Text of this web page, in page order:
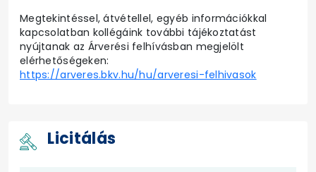
Megtekintéssel, átvétellel, egyéb információkkal
kapcsolatban kollégáink további tájékoztatást
nyújtanak az Árverési felhívásban megjelölt
elérhetőségeken:
https://arveres.bkv.hu/hu/arveresi-felhivasok
Licitálás